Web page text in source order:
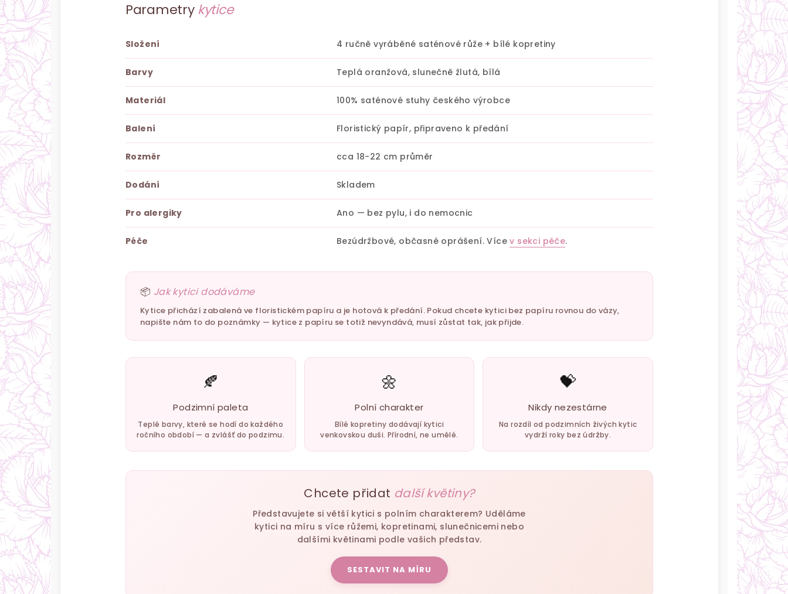
Parametrykytice
Složení 4 ručně vyráběné saténové růže + bílé kopretiny
Barvy Teplá oranžová, slunečně žlutá, bílá
Materiál 100% saténové stuhy českého výrobce
Balení Floristický papír, připraveno k předání
Rozměr cca 18-22 cm průměr
Dodání Skladem
Pro alergiky Ano — bez pylu, i do nemocnic
Péče Bezúdržbové, občasné oprášení. Vícev sekci péče.
📦 Jak kytici dodáváme
Kytice přichází zabalená ve floristickém papíru a je hotová k předání. Pokud chcete kytici bez papíru rovnou do vázy,
napište nám to do poznámky — kytice z papíru se totiž nevyndává, musí zůstat tak, jak přijde.
🍂
Podzimní paleta
Teplé barvy, které se hodí do každého
ročního období — a zvlášť do podzimu.
🌼
Polní charakter
Bílé kopretiny dodávají kytici
venkovskou duši. Přírodní, ne umělé.
💝
Nikdy nezestárne
Na rozdíl od podzimních živých kytic
vydrží roky bez údržby.
Chcete přidat další květiny?
Představujete si větší kytici s polním charakterem? Uděláme
kytici na míru s více růžemi, kopretinami, slunečnicemi nebo
dalšími květinami podle vašich představ.
SESTAVIT NA MÍRU